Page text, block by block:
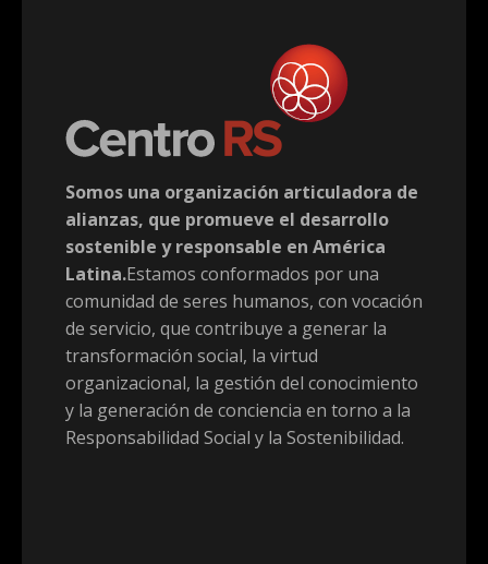
Somos una organización articuladora de
alianzas, que promueve el desarrollo
sostenible y responsable en América
Latina.Estamos conformados por una
comunidad de seres humanos, con vocación
de servicio, que contribuye a generar la
transformación social, la virtud
organizacional, la gestión del conocimiento
y la generación de conciencia en torno a la
Responsabilidad Social y la Sostenibilidad.